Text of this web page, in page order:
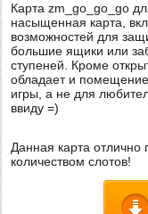
Карта zm_go_go_go
насыщенная карта,
возможностей для
большие ящики или
ступеней. Кроме
обладает и
игры, а не для
ввиду =)
Данная карта отлично
количеством слотов!